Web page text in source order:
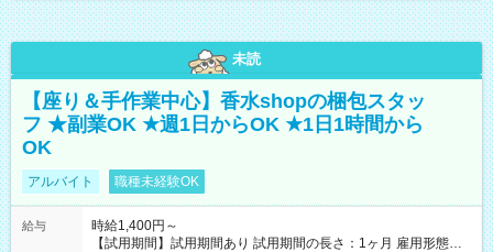
未読
【座り＆手作業中心】香水shopの梱包スタッ
フ ★副業OK ★週1日からOK ★1日1時間から
OK
アルバイト 職種未経験OK
給与
時給1,400円～
【試用期間】試用期間あり 試用期間の長さ：1ヶ月 雇用形態、